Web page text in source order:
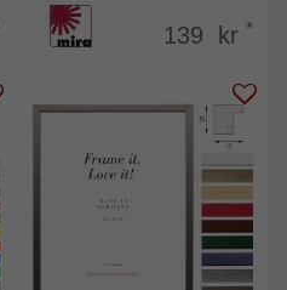
139 kr *